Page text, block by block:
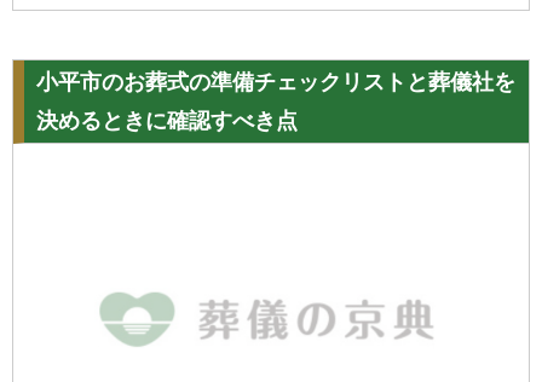
小平市のお葬式の準備チェックリストと葬儀社を
決めるときに確認すべき点